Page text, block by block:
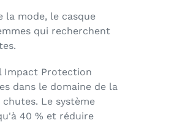
la mode, le casque
qui recherchent
Impact Protection
dans le domaine de la
Le système
40 % et réduire